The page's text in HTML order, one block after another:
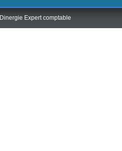
Dinergie Expert comptable